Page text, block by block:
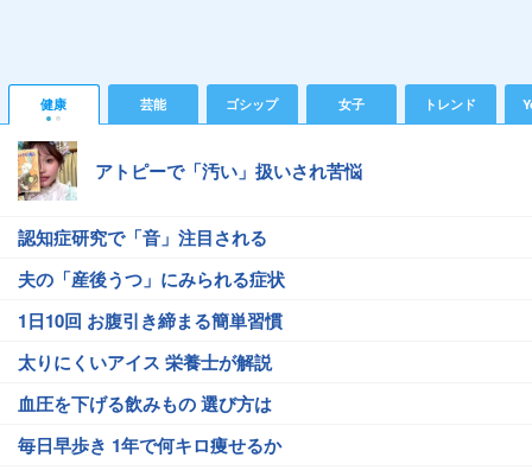
健康 芸能 ゴシップ 女子 トレンド
アトピーで「汚い」扱いされ苦悩
認知症研究で「音」注目される
夫の「産後うつ」にみられる症状
1日10回 お腹引き締まる簡単習慣
太りにくいアイス 栄養士が解説
血圧を下げる飲みもの 選び方は
毎日早歩き 1年で何キロ痩せるか